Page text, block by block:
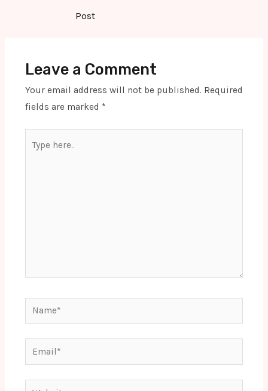
Post
Leave a Comment
Your email address will not be published. Required
fields are marked *
here..
Name*
Email*
Website